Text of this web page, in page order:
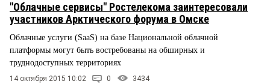
"Облачные сервисы" Ростелекома заинтересовали
участников Арктического форума в Омске
Облачные услуги (SaaS) на базе Национальной облачной
платформы могут быть востребованы на обширных и
труднодоступных территориях
14 октября 2015 10:02 0 3434